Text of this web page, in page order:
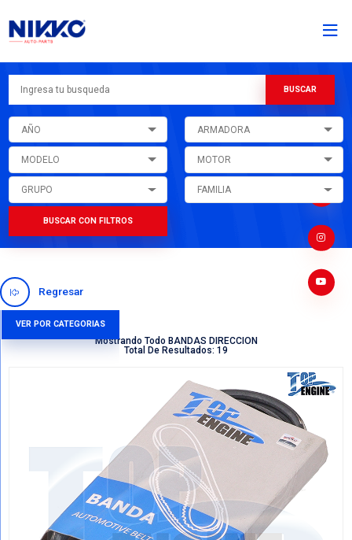
AÑO ARMADORA
GRUPO FAMILIA
BUSCAR CON FILTROS
VER POR CATEGORIAS
Mostrando Todo BANDAS DIRECCION
Total De Resultados: 19